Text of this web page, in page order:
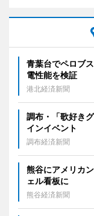
青葉台でペロブ
電性能を検証
港北経済新聞
調布・「歌好き
インイベント
調布経済新聞
熊谷にアメリカ
ェル看板に
熊谷経済新聞